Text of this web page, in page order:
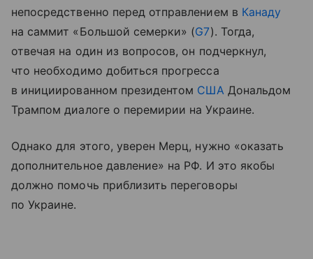
непосредственно перед отправлением в Канаду
на саммит «Большой семерки» (G7). Тогда,
отвечая на один из вопросов, он подчеркнул,
что необходимо добиться прогресса
в инициированном президентом США Дональдом
Трампом диалоге о перемирии на Украине.
Однако для этого, уверен Мерц, нужно «оказать
дополнительное давление» на РФ. И это якобы
должно помочь приблизить переговоры
по Украине.